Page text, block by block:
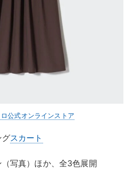
公式オンラインストア
グスカート
写真）ほか、全3色展開